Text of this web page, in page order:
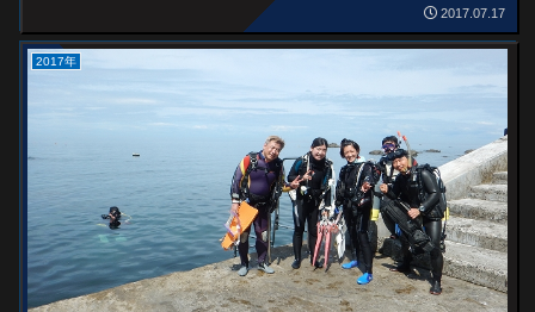
2017.07.17
2017年